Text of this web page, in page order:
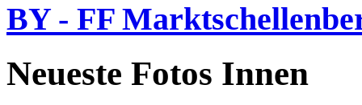
BY - FF
Neueste Fotos Innen